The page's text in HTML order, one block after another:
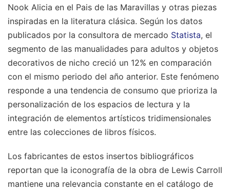
Nook Alicia en el Pais de las Maravillas y otras piezas
inspiradas en la literatura clásica. Según los datos
publicados por la consultora de mercado Statista, el
segmento de las manualidades para adultos y objetos
decorativos de nicho creció un 12% en comparación
con el mismo periodo del año anterior. Este fenómeno
responde a una tendencia de consumo que prioriza la
personalización de los espacios de lectura y la
integración de elementos artísticos tridimensionales
entre las colecciones de libros físicos.
Los fabricantes de estos insertos bibliográficos
reportan que la iconografía de la obra de Lewis Carroll
mantiene una relevancia constante en el catálogo de